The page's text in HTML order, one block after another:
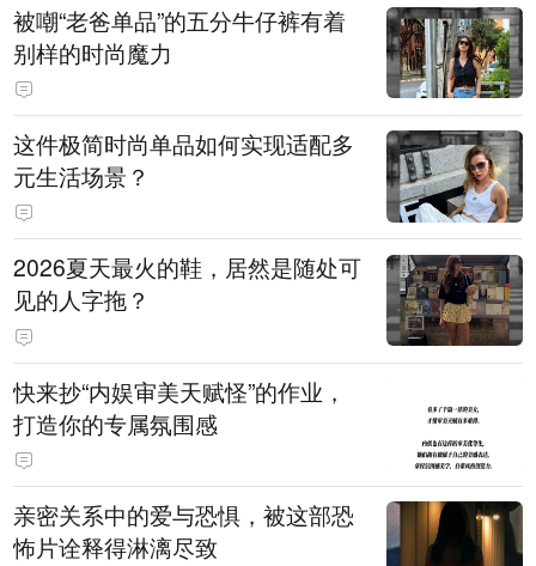
被嘲“老爸单品”的五分牛仔裤有着
别样的时尚魔力
这件极简时尚单品如何实现适配多
元生活场景？
2026夏天最火的鞋，居然是随处可
见的人字拖？
快来抄“内娱审美天赋怪”的作业，
打造你的专属氛围感
亲密关系中的爱与恐惧，被这部恐
怖片诠释得淋漓尽致